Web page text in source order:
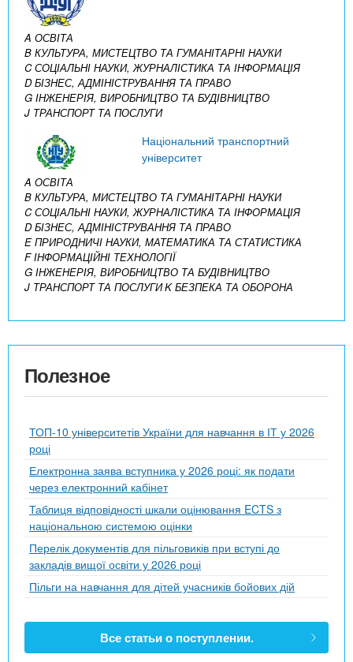
A ОСВІТА
B КУЛЬТУРА, МИСТЕЦТВО ТА ГУМАНІТАРНІ НАУКИ
C СОЦІАЛЬНІ НАУКИ, ЖУРНАЛІСТИКА ТА ІНФОРМАЦІЯ
D БІЗНЕС, АДМІНІСТРУВАННЯ ТА ПРАВО
G ІНЖЕНЕРІЯ, ВИРОБНИЦТВО ТА БУДІВНИЦТВО
J ТРАНСПОРТ ТА ПОСЛУГИ
Національний транспортний
університет
A ОСВІТА
B КУЛЬТУРА, МИСТЕЦТВО ТА ГУМАНІТАРНІ НАУКИ
C СОЦІАЛЬНІ НАУКИ, ЖУРНАЛІСТИКА ТА ІНФОРМАЦІЯ
D БІЗНЕС, АДМІНІСТРУВАННЯ ТА ПРАВО
E ПРИРОДНИЧІ НАУКИ, МАТЕМАТИКА ТА СТАТИСТИКА
F ІНФОРМАЦІЙНІ ТЕХНОЛОГІЇ
G ІНЖЕНЕРІЯ, ВИРОБНИЦТВО ТА БУДІВНИЦТВО
J ТРАНСПОРТ ТА ПОСЛУГИK БЕЗПЕКА ТА ОБОРОНА
Полезное
ТОП-10 університетів України для навчання в ІТ у 2026
році
Електронна заява вступника у 2026 році: як подати
через електронний кабінет
Таблиця відповідності шкали оцінювання ECTS з
національною системою оцінки
Перелік документів для пільговиків при вступі до
закладів вищої освіти у 2026 році
Пільги на навчання для дітей учасників бойових дій
Все статьи о поступлении.